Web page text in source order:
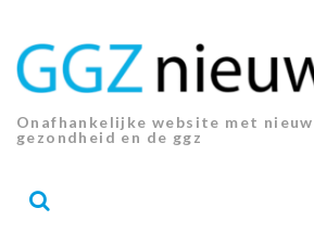
inhoud.
Onafhankelijke website met
gezondheid en de ggz